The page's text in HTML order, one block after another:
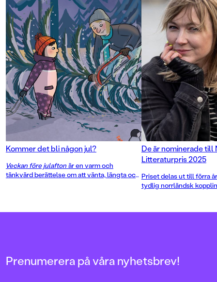
Kommer det bli någon jul?
Veckan före julafton är en varm och
tänkvärd berättelse om att vänta, längta och
sommarenochVeckan före barnbidraget.
De är nominerade till
Litteraturpris 2025
Priset delas ut till förra
tydlig norrländsk
Prenumerera på våra nyhetsbrev!